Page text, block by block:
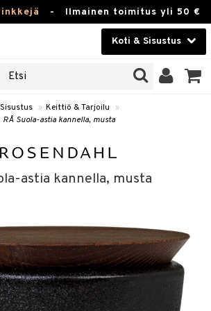
- Ilmainen toimitus yli 50 €
Koti & Sisustus
» Keittiö & Tarjoilu
»
RÅ Suola-astia kannella, musta
astia kannella, musta